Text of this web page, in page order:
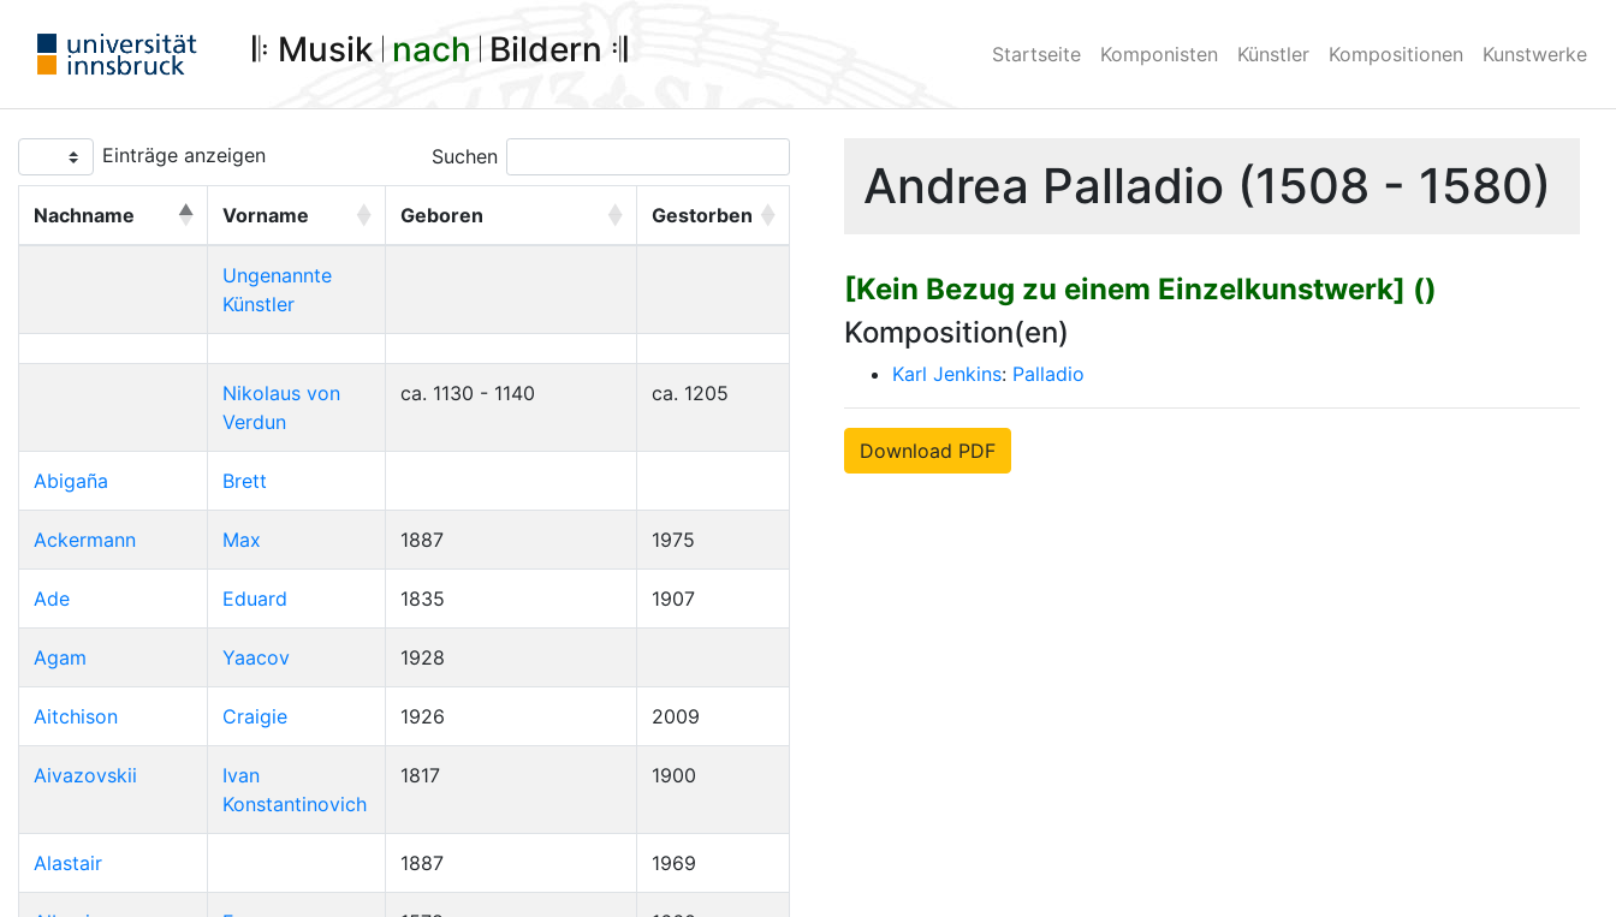
𝄆 Musik 𝄀 nach 𝄀 Bildern 𝄇 Startseite Komponisten Künstler Kompositionen Kunstwerke
Einträge anzeigen Suchen
Nachname Vorname Geboren Gestorben
Ungenannte
Künstler
Nikolaus von
Verdun
ca. 1130 - 1140 ca. 1205
Abigaña Brett
Ackermann Max 1887 1975
Ade Eduard 1835 1907
Agam Yaacov 1928
Aitchison Craigie 1926 2009
Aivazovskii
Ivan
Konstantinovich
1817 1900
Alastair 1887 1969
Andrea Palladio (1508 - 1580)
[Kein Bezug zu einem Einzelkunstwerk] ()
Komposition(en)
Karl Jenkins: Palladio
Download PDF